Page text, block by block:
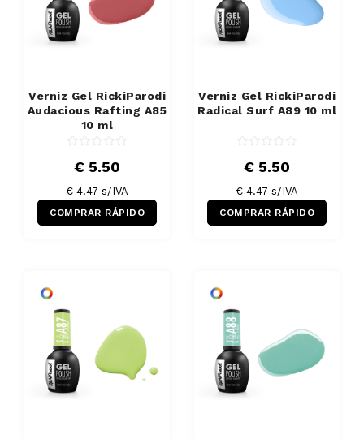
Verniz Gel RickiParodi
Audacious Rafting A85
10 ml
€ 5.50
€ 4.47 s/IVA
COMPRAR RÁPIDO
Verniz Gel RickiParodi
Radical Surf A89 10 ml
€ 5.50
€ 4.47 s/IVA
COMPRAR RÁPIDO